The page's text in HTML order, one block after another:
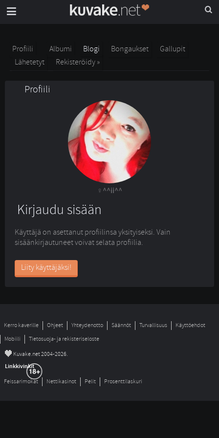
Profiili Albumi Blogi Bongaukset
Gallupit
Lähetetyt
Rekisteröidy »
Profiili
^^ii^^
Kirjaudu sisään
Käyttäjä on asettanut profiilinsa yksityiseksi. Vain
sisäänkirjautuneet voivat selata profiilia.
Liity käyttäjäksi!
Kerro kaverille Ohjeet Yhteydenotto Säännöt Turvallisuus
Käyttöehdot
Mobiili
Tietosuoja- ja rekisteriseloste
© Kuvake.net 2004-2026.
Linkkivinkit
Feissarimokat Nettikasinot Pelit Prosenttilaskuri